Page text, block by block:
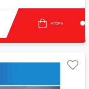
ΑΓΟΡΆ